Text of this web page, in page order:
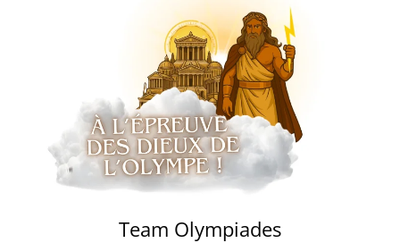
Team Olympiades